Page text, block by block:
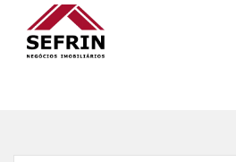
Início»Blog »comprar imóvel em